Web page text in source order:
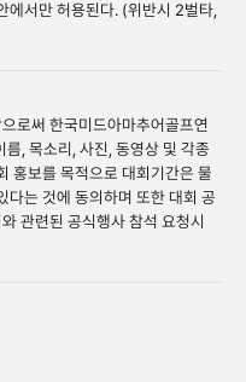
에서만 허용된다. (위반시 2벌타,
로써 한국미드아마추어골프연
, 목소리, 사진, 동영상 및 각종
홍보를 목적으로 대회기간은 물
다는 것에 동의하며 또한 대회 공
관련된 공식행사 참석 요청시